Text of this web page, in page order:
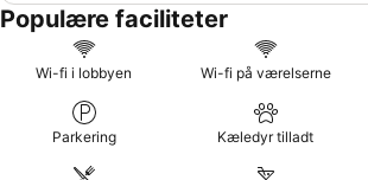
Populære faciliteter
Wi-fi i lobbyen Wi-fi på værelserne
Parkering Kæledyr tilladt